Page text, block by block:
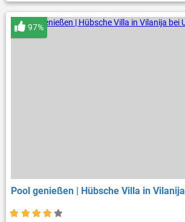
Pool genießen | Hübsche Villa in
97%